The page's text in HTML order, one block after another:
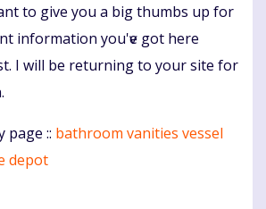
to give you a big thumbs up for
information you'ѵe got here
I will be returning to your site for
page :: bathroom vanities vessel
depot